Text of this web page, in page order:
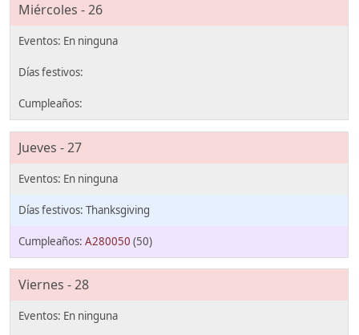
Miércoles - 26
Jueves - 27
Thanksgiving
A280050 (50)
Viernes - 28